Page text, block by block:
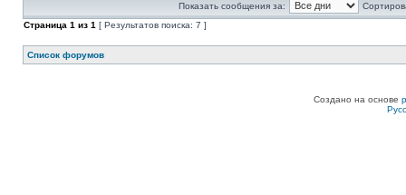
Показать сообщения за:
Страница 1 из 1 [ Результатов поиска: 7 ]
Список форумов
Создано на основе